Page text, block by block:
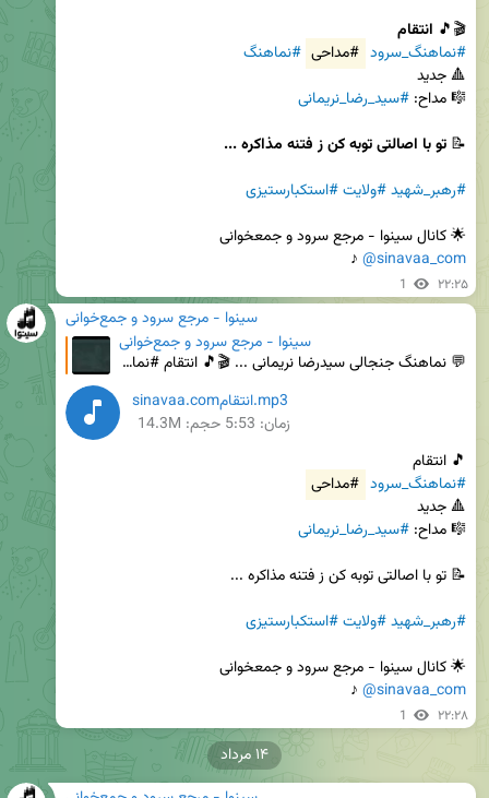
🎬🎵 انتقام
#نماهنگ_سرود #مداحی #نماهنگ
🎼 مداح: #سید_رضا_نریمانی
📝 تو با اصالتی توبه کن ز فتنه مذاکره ...
#رهبر_شهید#ولایت#استکبارستیزی
🌟 کانال سینوا - مرجع‌ سرود و جمعخوانی
@sinavaa_com
♪
1 ۲۲:۲۵
سینوا - مرجع سرود و جمع‌خوانی
سینوا - مرجع سرود و جمع‌خوانی
💬 نماهنگ جنجالی سیدرضا نریمانی ... 🎬🎵 انتقام #نماهنگ_سرود #مداحی #نماهنگ 🔺 جدید 🎼 مداح: #سید_رضا_ن
sinavaa.comانتقام.mp3
زمان: 5:53 حجم: 14.3M
🎵 انتقام
#نماهنگ_سرود #مداحی
🎼 مداح: #سید_رضا_نریمانی
#رهبر_شهید#ولایت#استکبارستیزی
🌟 کانال سینوا - مرجع‌ سرود و جمعخوانی
@sinavaa_com
♪
1 ۲۲:۲۸
۱۴ مرداد